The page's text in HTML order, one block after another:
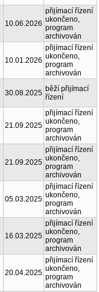
10.06.2026
přijímací řízení
ukončeno,
program
archivován
10.01.2026
přijímací řízení
ukončeno,
program
archivován
30.08.2025 běží přijímací
řízení
21.09.2025
přijímací řízení
ukončeno,
program
archivován
21.09.2025
přijímací řízení
ukončeno,
program
archivován
05.03.2025
přijímací řízení
ukončeno,
program
archivován
16.03.2025
přijímací řízení
ukončeno,
program
archivován
20.04.2025
přijímací řízení
ukončeno,
program
archivován